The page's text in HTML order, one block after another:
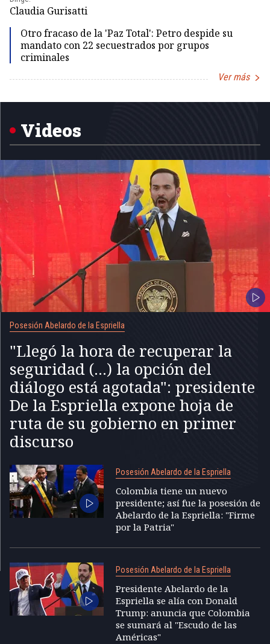
Claudia Gurisatti
Otro fracaso de la 'Paz Total': Petro despide su
mandato con 22 secuestrados por grupos
criminales
Ver más
1
Videos
Posesión Abelardo de la Espriella
"Llegó la hora de recuperar la
seguridad (...) la opción del
diálogo está agotada": presidente
De la Espriella expone hoja de
ruta de su gobierno en primer
discurso
Posesión Abelardo de la Espriella
Colombia tiene un nuevo
presidente; así fue la posesión de
Abelardo de la Espriella: "Firme
por la Patria"
Posesión Abelardo de la Espriella
Presidente Abelardo de la
Espriella se alía con Donald
Trump: anuncia que Colombia
se sumará al "Escudo de las
Américas"